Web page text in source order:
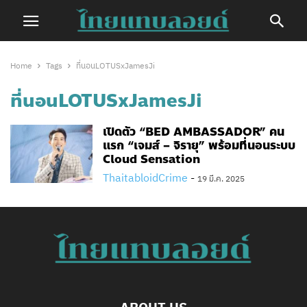
Home Tags ที่นอนLOTUSxJamesJi
ที่นอนLOTUSxJamesJi
เปิดตัว “BED AMBASSADOR” คน
แรก “เจมส์ – จิรายุ” พร้อมที่นอนระบบ
Cloud Sensation
ThaitabloidCrime - 19 มี.ค. 2025